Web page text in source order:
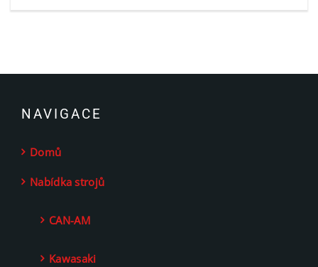
NAVIGACE
Domů
Nabídka strojů
CAN-AM
Kawasaki